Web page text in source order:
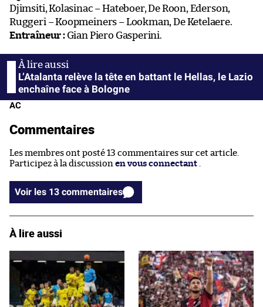
Djimsiti, Kolasinac – Hateboer, De Roon, Ederson,
Ruggeri – Koopmeiners – Lookman, De Ketelaere.
Entraîneur :Gian Piero Gasperini.
L’Atalanta relève la tête en battant le Hellas, le Lazio
enchaîne face à Bologne
AC
Commentaires
Les membres ont posté 13 commentaires sur cet article.
Participez à la discussion en vous connectant .
Voir les 13 commentaires
À lire aussi